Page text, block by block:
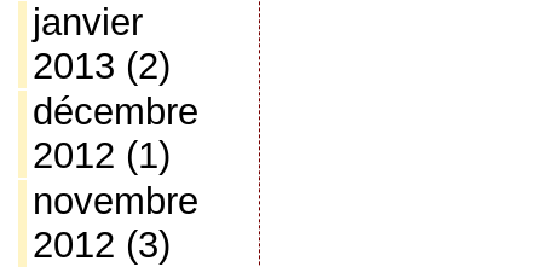
janvier
2013 (2)
décembre
2012 (1)
novembre
2012 (3)